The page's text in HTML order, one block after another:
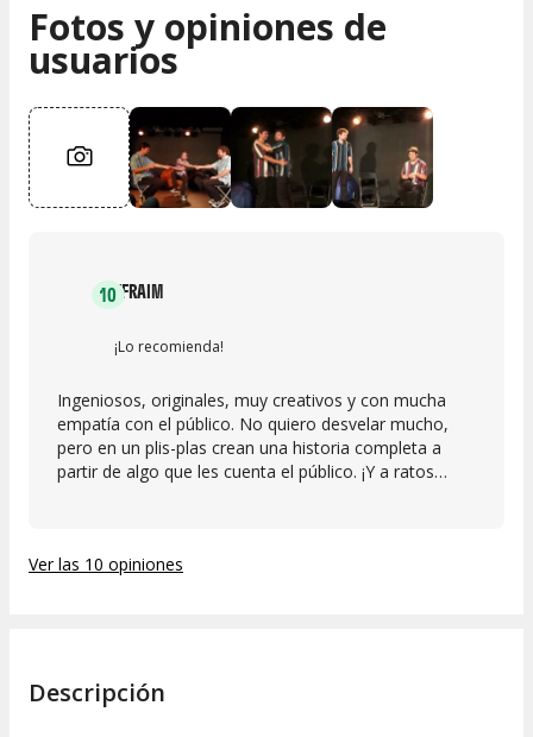
Fotos y opiniones de
usuarios
10EFRAIM
¡Lo recomienda!
Ingeniosos, originales, muy creativos y con mucha
empatía con el público. No quiero desvelar mucho,
pero en un plis-plas crean una historia completa a
partir de algo que les cuenta el público. ¡Y a ratos
Ver las 10 opiniones
Descripción